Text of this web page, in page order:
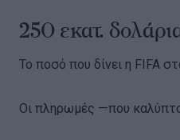
250 εκατ.
Το ποσό που δίνει η FIFA
Οι πληρωμές —που